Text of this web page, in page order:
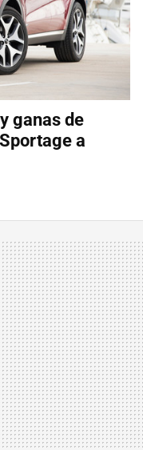
ganas de
a